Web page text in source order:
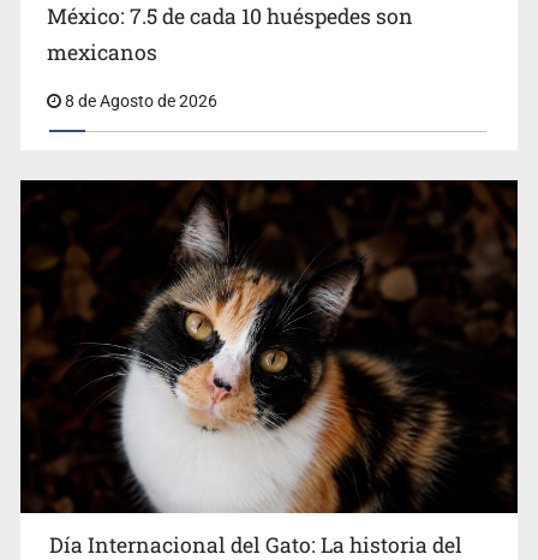
Belinda se corona como la más bella de 2026 en People
México: 7.5 de cada 10 huéspedes son
mexicanos
8 de Agosto de 2026
Día Internacional del Gato: La historia del